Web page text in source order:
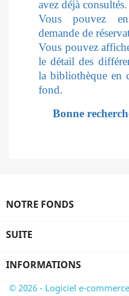
avez déjà consultés.
Vous pouvez
demande de
Vous pouvez
le détail des
la bibliothèque en
fond.
Bonne
NOTRE FONDS
SUITE
INFORMATIONS
© 2026 - Logiciel e-